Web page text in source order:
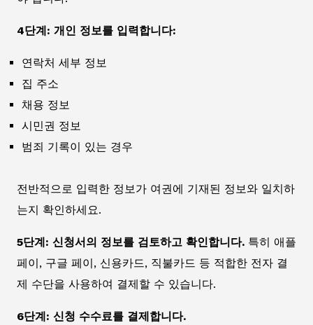
4단계: 개인 정보를 입력합니다:
연락처 세부 정보
집 주소
채용 정보
시민권 정보
범죄 기록이 있는 경우
전반적으로 입력한 정보가 여권에 기재된 정보와 일치하
는지 확인하세요.
5단계: 신청서의 정보를 검토하고 확인합니다. 특히 애플
페이, 구글 페이, 신용카드, 직불카드 등 적합한 전자 결
제 수단을 사용하여 결제할 수 있습니다.
6단계: 신청 수수료를 결제합니다.